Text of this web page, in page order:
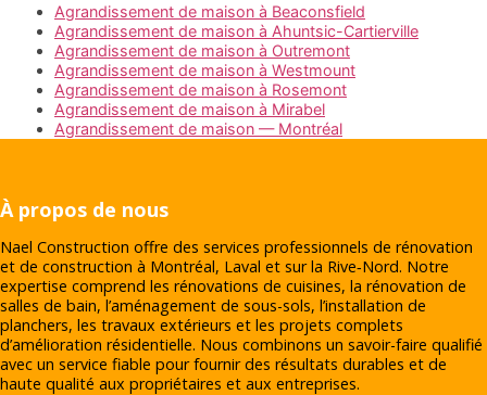
Agrandissement de maison à Beaconsfield
Agrandissement de maison à Ahuntsic-Cartierville
Agrandissement de maison à Outremont
Agrandissement de maison à Westmount
Agrandissement de maison à Rosemont
Agrandissement de maison à Mirabel
Agrandissement de maison — Montréal
À propos de nous
Nael Construction offre des services professionnels de rénovation
et de construction à Montréal, Laval et sur la Rive‑Nord. Notre
expertise comprend les rénovations de cuisines, la rénovation de
salles de bain, l’aménagement de sous-sols, l’installation de
planchers, les travaux extérieurs et les projets complets
d’amélioration résidentielle. Nous combinons un savoir-faire qualifié
avec un service fiable pour fournir des résultats durables et de
haute qualité aux propriétaires et aux entreprises.